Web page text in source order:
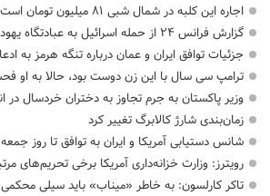
اجاره این کلبه در شمال شبی ۸۱ میلیون تومان است
گزارش فرانس ۲۴ از حمله اسرائیل به عبادتگاه یهودیان در تهران
جزئیات توافق ایران و عمان درباره تنگه هرمز به
ترامپ سی سال با این زن دوست بود، حالا به او
وزیر پاکستان به جرم تجاوز به دختران خردسال
زمان‌بندی شارژ کالابرگ تغییر کرد
شانس دستیابی آمریکا و ایران به توافق تا روز جمعه ۵۰-۵۰ است
رویترز: وزارت خزانه‌داری آمریکا برخی تحریم‌های
تاکر کارلسون: به خاطر «میناب» باید سیلی